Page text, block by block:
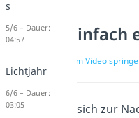
einfach
zur Stelle im Video
(00:16)
der Himmel sich zur
s
5/6 – Dauer:
04:57
Lichtjahr
6/6 – Dauer:
03:05